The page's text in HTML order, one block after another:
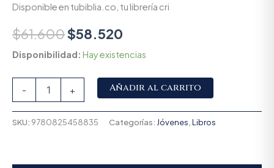
Disponible en tubiblia.co, tu librería cri
$61.600$58.520
Disponibilidad: Hay existencias
- + Añadir al carrito
SKU: 9780825458835 Categorías: Jóvenes Libros